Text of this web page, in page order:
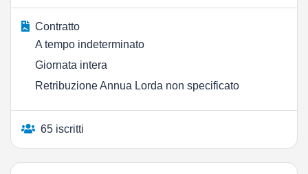
Contratto
A tempo indeterminato
Giornata intera
Retribuzione Annua Lorda non specificato
65 iscritti